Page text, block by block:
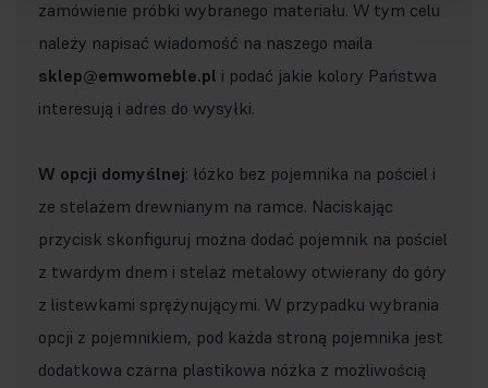
zamówienie próbki wybranego materiału. W tym celu
należy napisać wiadomość na naszego maila
sklep@emwomeble.pl i podać jakie kolory Państwa
interesują i adres do wysyłki.
W opcji domyślnej: łóżko bez pojemnika na pościel i
ze stelażem drewnianym na ramce. Naciskając
przycisk skonfiguruj można dodać pojemnik na pościel
z twardym dnem i stelaż metalowy otwierany do góry
z listewkami sprężynującymi. W przypadku wybrania
opcji z pojemnikiem, pod każda stroną pojemnika jest
dodatkowa czarna plastikowa nóżka z możliwością